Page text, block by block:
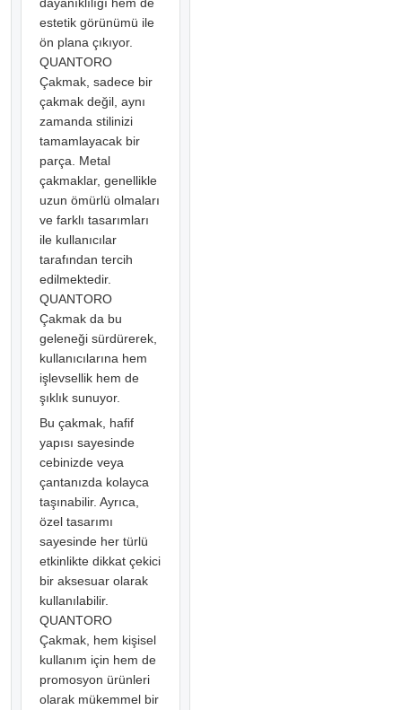
estetik görünümü ile
ön plana çıkıyor.
QUANTORO
Çakmak, sadece bir
çakmak değil, aynı
zamanda stilinizi
tamamlayacak bir
parça. Metal
çakmaklar, genellikle
uzun ömürlü olmaları
ve farklı tasarımları
ile kullanıcılar
tarafından tercih
edilmektedir.
QUANTORO
Çakmak da bu
geleneği sürdürerek,
kullanıcılarına hem
işlevsellik hem de
şıklık sunuyor.
Bu çakmak, hafif
yapısı sayesinde
cebinizde veya
çantanızda kolayca
taşınabilir. Ayrıca,
özel tasarımı
sayesinde her türlü
etkinlikte dikkat çekici
bir aksesuar olarak
kullanılabilir.
QUANTORO
Çakmak, hem kişisel
kullanım için hem de
promosyon ürünleri
olarak mükemmel bir